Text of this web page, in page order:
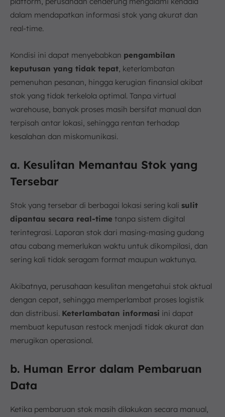
dalam mendapatkan informasi stok yang akurat dan
real-time.
Kondisi ini dapat menyebabkan pengambilan
keputusan yang tidak tepat , keterlambatan
pemenuhan pesanan, hingga kerugian finansial akibat
stok yang tidak terkelola optimal. Tanpa virtual
warehouse, banyak proses masih bersifat manual dan
terpisah antar lokasi, sehingga rentan terhadap
kesalahan dan miskomunikasi.
a. Kesulitan Memantau Stok yang
Tersebar
Stok yang tersebar di berbagai lokasi sering kali sulit
dipantau secara real-time tanpa sistem digital
terintegrasi. Laporan stok dari masing-masing gudang
atau cabang memerlukan waktu untuk dikompilasi, dan
sering kali tidak seragam format maupun waktunya.
Akibatnya, perusahaan kesulitan mengetahui stok aktual
dengan cepat, sehingga memperlambat proses logistik
dan distribusi. Keterlambatan informasi ini dapat
membuat keputusan restock menjadi tidak akurat dan
merugikan operasional.
b. Human Error dalam Pembaruan
Data
Ketika pembaruan stok masih dilakukan secara manual,